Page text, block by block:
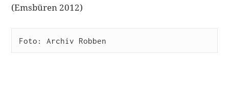
(Emsbüren 2012)
Foto: Archiv Robben